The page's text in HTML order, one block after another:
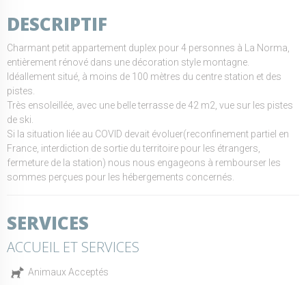
DESCRIPTIF
Charmant petit appartement duplex pour 4 personnes à La Norma,
entièrement rénové dans une décoration style montagne.
Idéallement situé, à moins de 100 mètres du centre station et des
pistes.
Très ensoleillée, avec une belle terrasse de 42 m2, vue sur les pistes
de ski.
Si la situation liée au COVID devait évoluer(reconfinement partiel en
France, interdiction de sortie du territoire pour les étrangers,
fermeture de la station) nous nous engageons à rembourser les
sommes perçues pour les hébergements concernés.
SERVICES
ACCUEIL ET SERVICES
Animaux Acceptés